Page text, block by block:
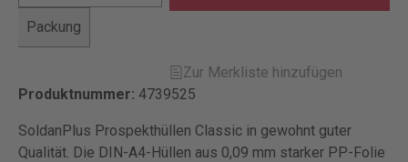
Packung
Zur Merkliste hinzufügen
Produktnummer: 4739525
SoldanPlus Prospekthüllen Classic in gewohnt guter
Qualität. Die DIN-A4-Hüllen aus 0,09 mm starker PP-Folie